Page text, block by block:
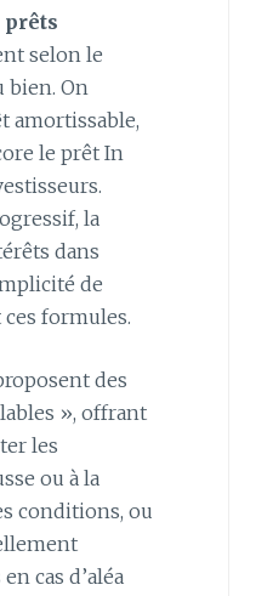
prêts
selon le
bien. On
amortissable,
le prêt In
la
dans
de
formules.
des
», offrant
les
ou à la
conditions, ou
cas d’aléa